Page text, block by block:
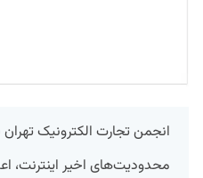
انجمن تجارت الکترونیک
محدودیت‌های اخیر اینترنت،